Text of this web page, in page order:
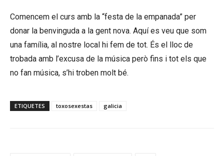
Comencem el curs amb la “festa de la empanada” per
donar la benvinguda a la gent nova. Aquí es veu que som
una família, al nostre local hi fem de tot. És el lloc de
trobada amb l’excusa de la música però fins i tot els que
no fan música, s’hi troben molt bé.
ETIQUETES toxosexestas galicia